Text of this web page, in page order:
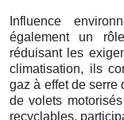
Influence
également un
réduisant les
climatisation, ils
gaz à effet de serre
de volets
recyclables,